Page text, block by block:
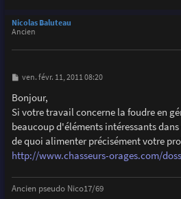
Nicolas Baluteau
Ancien
M
s
s
a
e
ven. févr. 11, 2011 08:20
Bonjour,
Si votre travail concerne la foudre en
beaucoup d'éléments intéressants
de quoi alimenter précisément votre
http://www.chasseurs-orages.com/
Ancien pseudo Nico17/69